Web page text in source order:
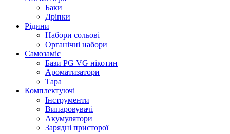
Баки
Дріпки
Рідини
Набори сольові
Органічні набори
Самозаміс
Бази PG VG нікотин
Ароматизатори
Тара
Комплектуючі
Інструменти
Випаровувачі
Акумулятори
Зарядні присторої